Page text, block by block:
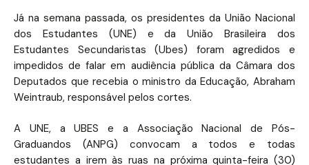
Já na semana passada, os presidentes da União Nacional
dos Estudantes (UNE) e da União Brasileira dos
Estudantes Secundaristas (Ubes) foram agredidos e
impedidos de falar em audiência pública da Câmara dos
Deputados que recebia o ministro da Educação, Abraham
Weintraub, responsável pelos cortes.
A UNE, a UBES e a Associação Nacional de Pós-
Graduandos (ANPG) convocam a todos e todas
estudantes a irem às ruas na próxima quinta-feira (30)